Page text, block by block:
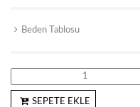
Beden Tablosu
SEPETE EKLE